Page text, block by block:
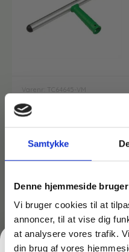
Samtykke
Denne hjemmeside
Vi bruger cookies til at
annoncer, til at vise dig
at analysere vores trafik.
din brug af vores
Affaldsposer og
Udendørs
Desinfektion af overflader
Ecolab Badeværelse
Ecolab
Handsker og værnemidler
Engangshandsker
Personlig hygiejne og pleje
Håndsæbe
Rekvisitter til rengøring
Afstøver
Rengøring
Varenr: TC64645-VM
Stripstang – Unger
36,80kr.–51,20
Vælg variant